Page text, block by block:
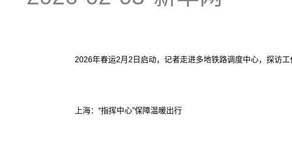
2026年春运2月2日启动，记者走进多地铁路调度中心，探访
上海：“指挥中心”保障温暖出行